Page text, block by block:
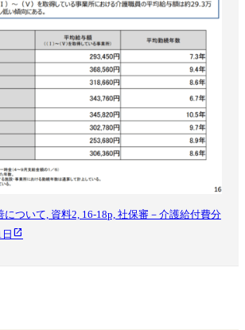
ついて, 資料2, 16-18p, 社保審－介護給付費分